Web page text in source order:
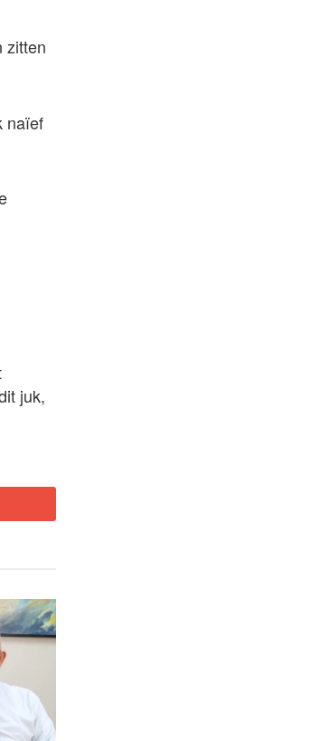
zitten
naïef
juk,